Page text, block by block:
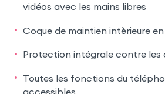
vidéos avec les mains libres
Coque de maintien intèrieure
Protection intégrale contre les
Toutes les fonctions du
accessibles